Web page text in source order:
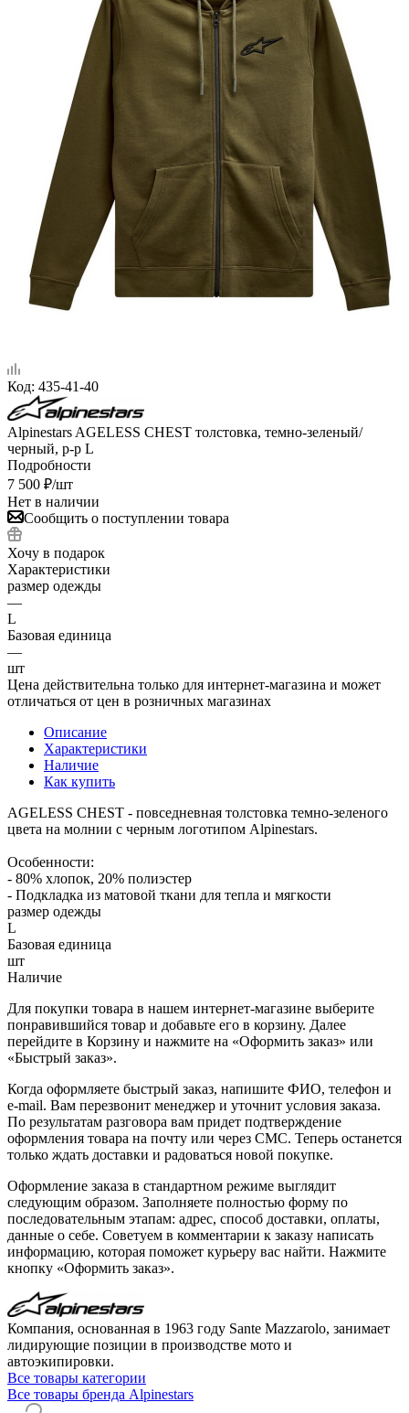
Код: 435-41-40
Alpinestars AGELESS CHEST толстовка, темно-зеленый/
черный, р-р L
Подробности
7 500 ₽/шт
Нет в наличии
Сообщить о поступлении товара
Хочу в подарок
Характеристики
размер одежды
—
L
Базовая единица
—
шт
Цена действительна только для интернет-магазина и может
отличаться от цен в розничных магазинах
Описание
Характеристики
Наличие
Как купить
AGELESS CHEST - повседневная толстовка темно-зеленого
цвета на молнии с черным логотипом Alpinestars.
Особенности:
- 80% хлопок, 20% полиэстер
- Подкладка из матовой ткани для тепла и мягкости
размер одежды
L
Базовая единица
шт
Наличие
Для покупки товара в нашем интернет-магазине выберите
понравившийся товар и добавьте его в корзину. Далее
перейдите в Корзину и нажмите на «Оформить заказ» или
«Быстрый заказ».
Когда оформляете быстрый заказ, напишите ФИО, телефон и
e-mail. Вам перезвонит менеджер и уточнит условия заказа.
По результатам разговора вам придет подтверждение
оформления товара на почту или через СМС. Теперь останется
только ждать доставки и радоваться новой покупке.
Оформление заказа в стандартном режиме выглядит
следующим образом. Заполняете полностью форму по
последовательным этапам: адрес, способ доставки, оплаты,
данные о себе. Советуем в комментарии к заказу написать
информацию, которая поможет курьеру вас найти. Нажмите
кнопку «Оформить заказ».
Компания, основанная в 1963 году Sante Mazzarolo, занимает
лидирующие позиции в производстве мото и
автоэкипировки.
Все товары категории
Все товары бренда Alpinestars